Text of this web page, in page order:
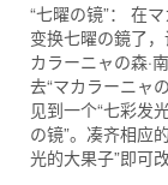
“七曜の镜”： 在
变换七曜の鏡了
カラーニャの森·
去“マカラーニャ
见到一个“七彩发
の镜”。凑齐相应
光的大果子”即可改